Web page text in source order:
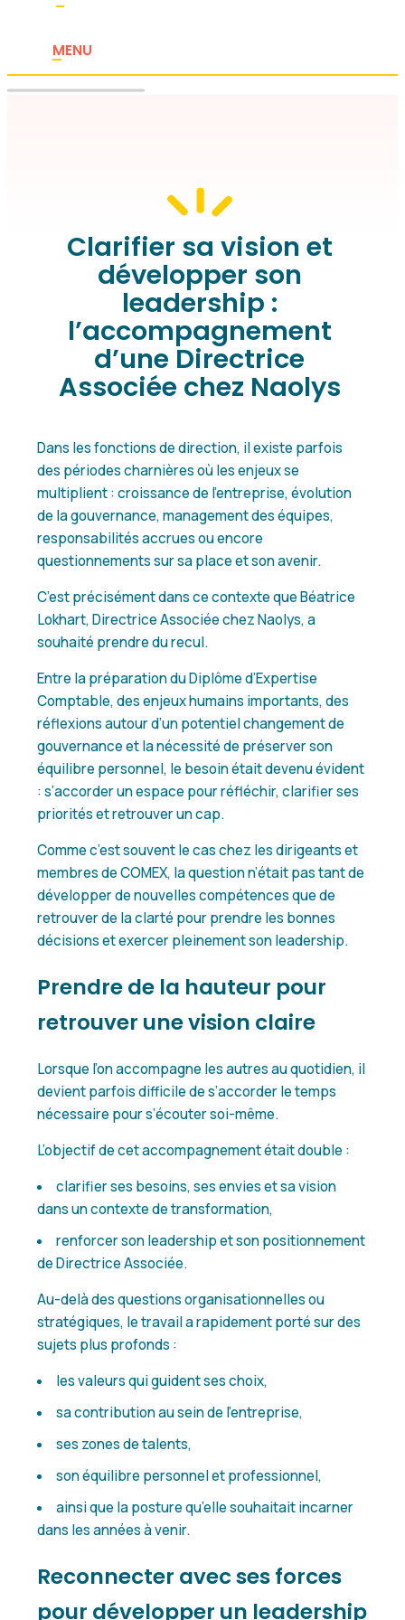
MENU
Clarifier sa vision et
développer son
leadership :
l’accompagnement
d’une Directrice
Associée chez Naolys
Dans les fonctions de direction, il existe parfois
des périodes charnières où les enjeux se
multiplient : croissance de l’entreprise, évolution
de la gouvernance, management des équipes,
responsabilités accrues ou encore
questionnements sur sa place et son avenir.
C’est précisément dans ce contexte que Béatrice
Lokhart, Directrice Associée chezNaolys, a
souhaité prendre du recul.
Entre la préparation du Diplôme d’Expertise
Comptable, des enjeux humains importants, des
réflexions autour d’un potentiel changement de
gouvernance et la nécessité de préserver son
équilibre personnel, le besoin était devenu évident
: s’accorder un espace pour réfléchir, clarifier ses
priorités et retrouver un cap.
Comme c’est souvent le cas chez les dirigeants et
membres de COMEX, la question n’était pas tant de
développer de nouvelles compétences que de
retrouver de la clarté pour prendre les bonnes
décisions et exercer pleinement son leadership.
Prendre de la hauteur pour
retrouver une vision claire
Lorsque l’on accompagne les autres au quotidien, il
devient parfois difficile de s’accorder le temps
nécessaire pour s’écouter soi-même.
L’objectif de cet accompagnement était double :
clarifier ses besoins, ses envies et sa vision
dans un contexte de transformation,
renforcer son leadership et son positionnement
de Directrice Associée.
Au-delà des questions organisationnelles ou
stratégiques, le travail a rapidement porté sur des
sujets plus profonds :
les valeurs qui guident ses choix,
sa contribution au sein de l’entreprise,
ses zones de talents,
son équilibre personnel et professionnel,
ainsi que la posture qu’elle souhaitait incarner
dans les années à venir.
Reconnecter avec ses forces
pour développer un leadership